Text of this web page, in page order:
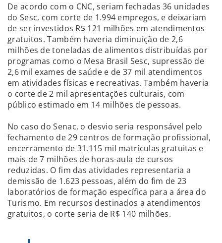
De acordo com o CNC, seriam fechadas 36 unidades
do Sesc, com corte de 1.994 empregos, e deixariam
de ser investidos R$ 121 milhões em atendimentos
gratuitos. Também haveria diminuição de 2,6
milhões de toneladas de alimentos distribuídas por
programas como o Mesa Brasil Sesc, supressão de
2,6 mil exames de saúde e de 37 mil atendimentos
em atividades físicas e recreativas. Também haveria
o corte de 2 mil apresentações culturais, com
público estimado em 14 milhões de pessoas.
No caso do Senac, o desvio seria responsável pelo
fechamento de 29 centros de formação profissional,
encerramento de 31.115 mil matrículas gratuitas e
mais de 7 milhões de horas-aula de cursos
reduzidas. O fim das atividades representaria a
demissão de 1.623 pessoas, além do fim de 23
laboratórios de formação específica para a área do
Turismo. Em recursos destinados a atendimentos
gratuitos, o corte seria de R$ 140 milhões.